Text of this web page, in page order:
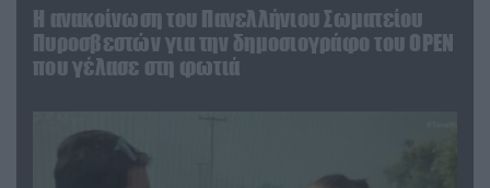
Η ανακοίνωση του Πανελλήνιου Σωματείου
Πυροσβεστών για την δημοσιογράφο του OPEN
που γέλασε στη φωτιά